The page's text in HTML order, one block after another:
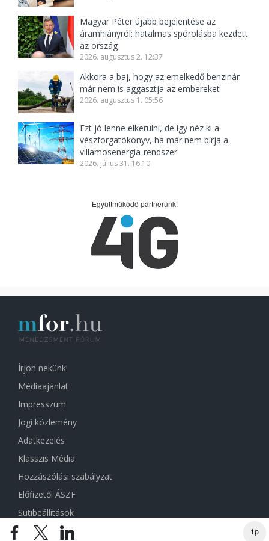
1p
Magyar Péter újabb bejelentése az
áramhiányról: hatalmas spórolásba kezdett
az ország
2026. augusztus 2. 12:37
Akkora a baj, hogy az emelkedő benzinár
már nem is aggasztja az embereket
2026. augusztus 1. 05:56
Ezt jó lenne elkerülni, de így néz ki a
vészforgatókönyv, ha már nem bírja a
villamosenergia-rendszer
2026. július 31. 16:10
Együttműködő partnerünk:
Írjon nekünk!
Médiaajánlat
Impresszum
Jogi közlemény
Adatkezelés
Klasszis Média
Hozzászólási szabályzat
Előfizetői ÁSZF
Sütibeállítások